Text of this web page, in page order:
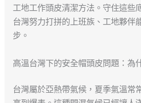
工地工作頭皮清潔方法。守住這些
台灣努力打拼的上班族、工地夥伴
步。
高溫台灣下的安全帽頭皮問題：為
台灣屬於亞熱帶氣候，夏季氣溫常